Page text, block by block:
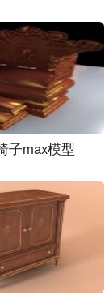
子max模型